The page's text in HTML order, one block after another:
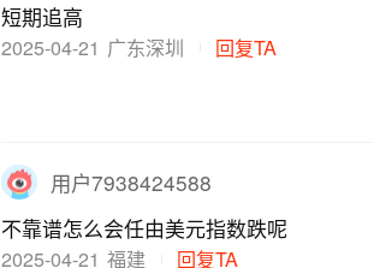
短期追高
2025-04-21 广东深圳 回复TA
用户7938424588
不靠谱怎么会任由美元指数跌呢
2025-04-21 福建 回复TA